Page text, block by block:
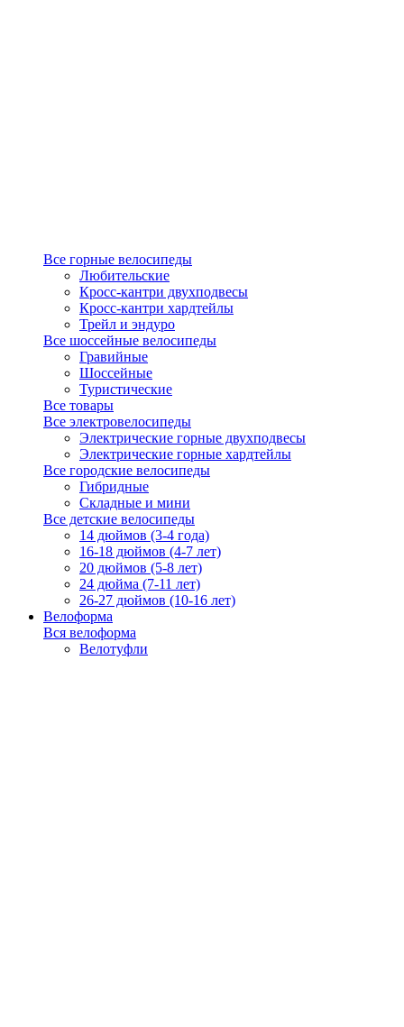
Все горные велосипеды
Любительские
Кросс-кантри двухподвесы
Кросс-кантри хардтейлы
Трейл и эндуро
Все шоссейные велосипеды
Гравийные
Шоссейные
Туристические
Все товары
Все электровелосипеды
Электрические горные двухподвесы
Электрические горные хардтейлы
Все городские велосипеды
Гибридные
Складные и мини
Все детские велосипеды
14 дюймов (3-4 года)
16-18 дюймов (4-7 лет)
20 дюймов (5-8 лет)
24 дюйма (7-11 лет)
26-27 дюймов (10-16 лет)
Велоформа
Вся велоформа
Велотуфли